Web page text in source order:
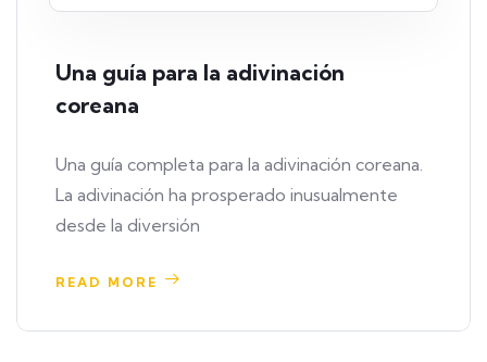
Una guía para la adivinación
coreana
Una guía completa para la adivinación coreana.
La adivinación ha prosperado inusualmente
desde la diversión
READ MORE